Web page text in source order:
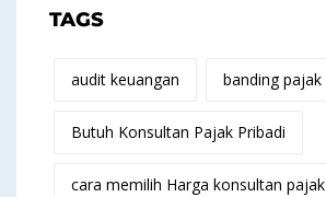
TAGS
audit keuangan banding pajak
Butuh Konsultan Pajak Pribadi
cara memilih Harga konsultan pajak